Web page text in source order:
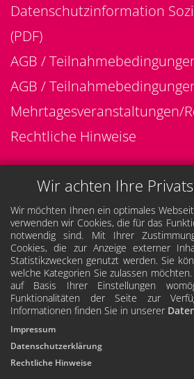
Wir achten Ihre
Wir möchten Ihnen ein optimales
verwenden wir Cookies, die für das
notwendig sind. Mit Ihrer
Cookies, die zur Anzeige externer
Statistikzwecken genutzt werden. Sie
welche Kategorien Sie zulassen
auf Basis Ihrer Einstellungen
Funktionalitäten der Seite zur
Informationen finden Sie in unserer
Impressum
Datenschutzerklärung
Rechtliche Hinweise
Datenschutzinformation
(PDF)
AGB /
AGB /
Mehrtagesveranstaltungen/
Rechtliche Hinweise